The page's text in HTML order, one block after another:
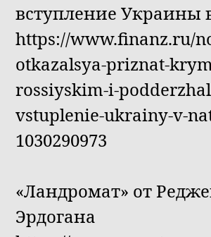
вступление Украины
https://www.finanz.ru/
otkazalsya-priznat-
rossiyskim-i-
vstuplenie-ukrainy-v-
1030290973
«Ландромат» от
Эрдогана